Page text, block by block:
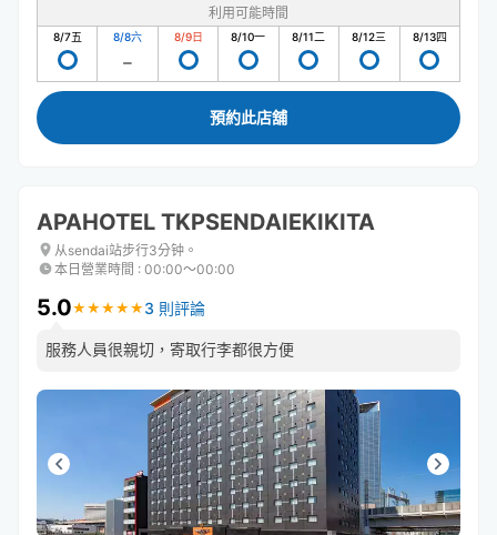
利用可能時間
8/7五 8/8六 8/9日 8/10一 8/11二 8/12三 8/13四
預約此店舖
APAHOTEL TKPSENDAIEKIKITA
从sendai站步行3分钟。
本日營業時間 : 00:00〜00:00
5.0★ ★ ★ ★ ★
★ ★ ★ ★ ★ 3 則評論
服務人員很親切，寄取行李都很方便